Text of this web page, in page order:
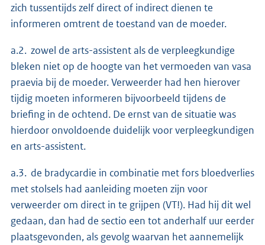
zich tussentijds zelf direct of indirect dienen te
informeren omtrent de toestand van de moeder.
a.2. zowel de arts-assistent als de verpleegkundige
bleken niet op de hoogte van het vermoeden van vasa
praevia bij de moeder. Verweerder had hen hierover
tijdig moeten informeren bijvoorbeeld tijdens de
briefing in de ochtend. De ernst van de situatie was
hierdoor onvoldoende duidelijk voor verpleegkundigen
en arts-assistent.
a.3. de bradycardie in combinatie met fors bloedverlies
met stolsels had aanleiding moeten zijn voor
verweerder om direct in te grijpen (VT!). Had hij dit wel
gedaan, dan had de sectio een tot anderhalf uur eerder
plaatsgevonden, als gevolg waarvan het aannemelijk